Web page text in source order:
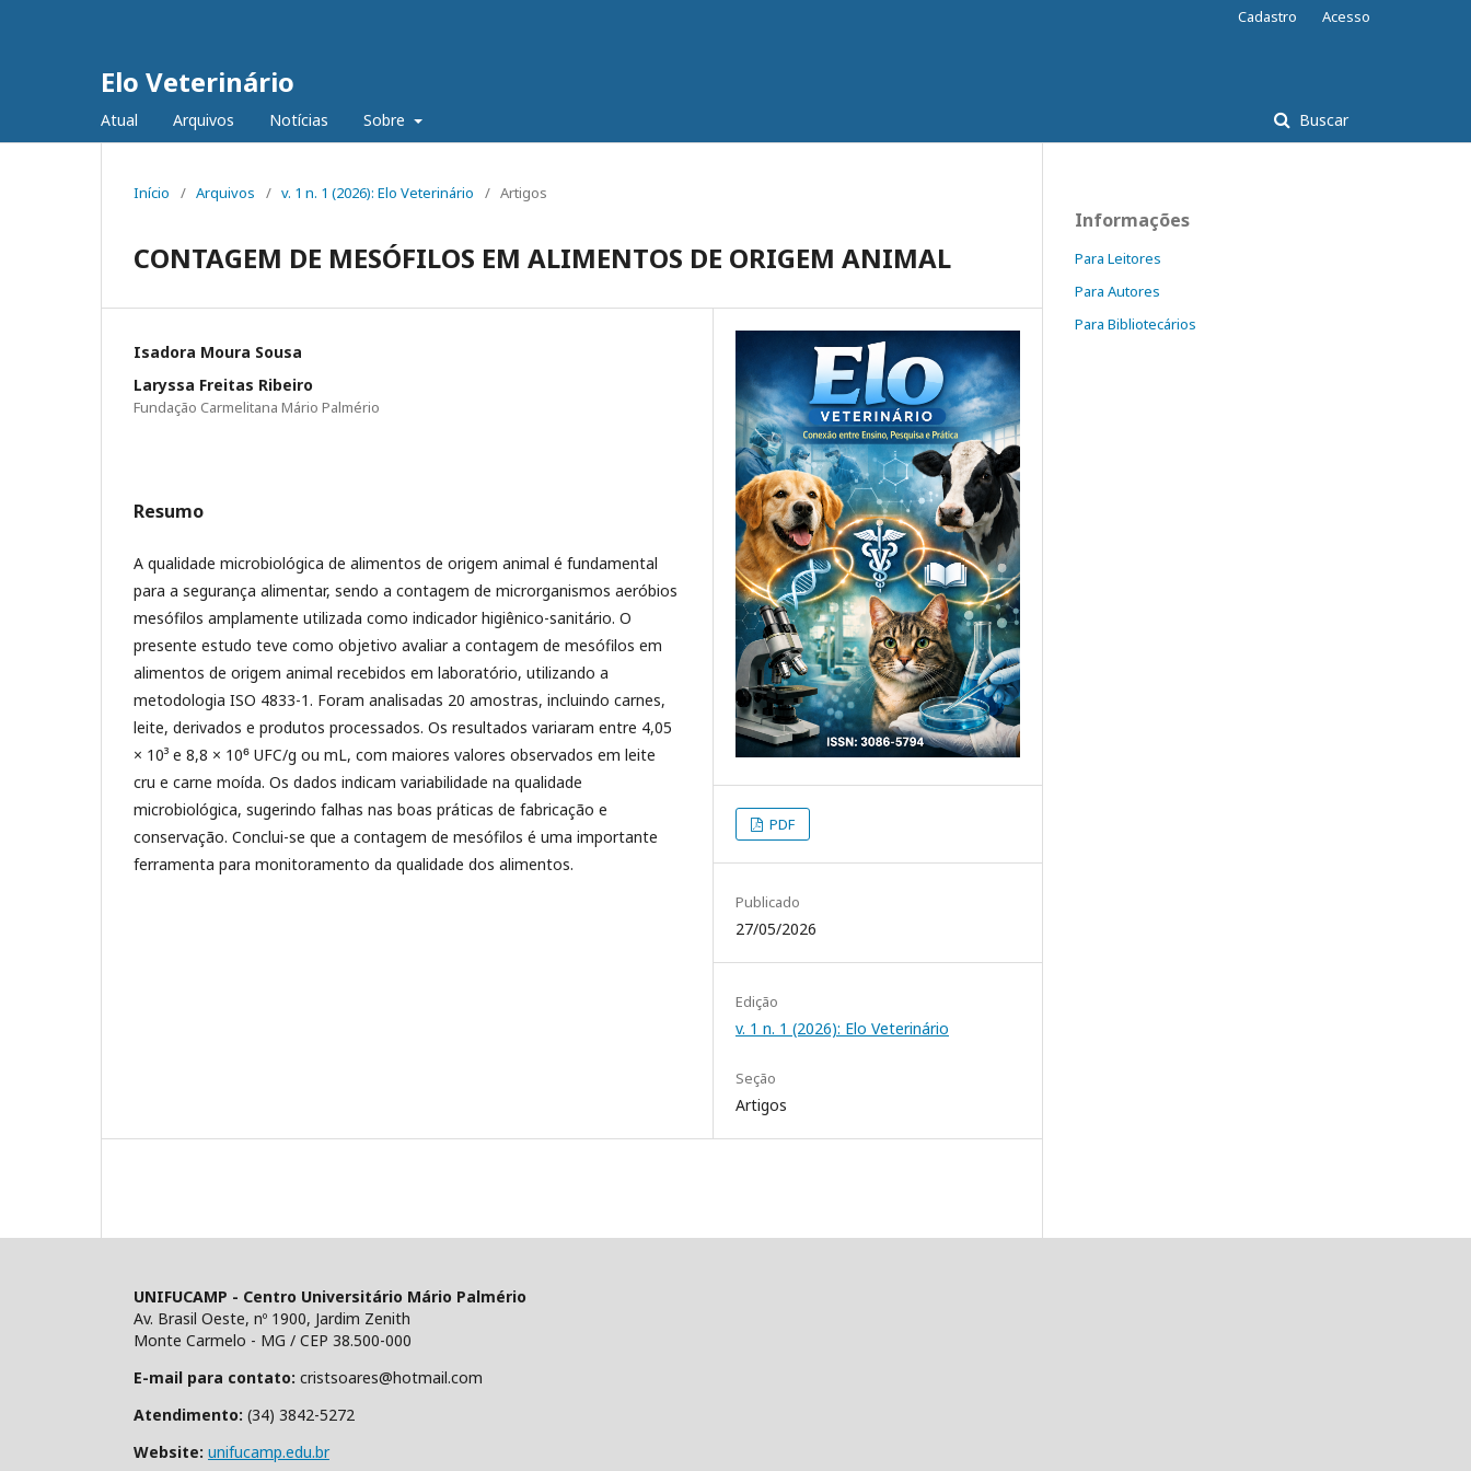
Elo Veterinário
Atual Arquivos Notícias Sobre Buscar
Cadastro Acesso
Início / Arquivos / v. 1 n. 1 (2026): Elo Veterinário / Artigos
CONTAGEM DE MESÓFILOS EM ALIMENTOS DE ORIGEM ANIMAL
Isadora Moura Sousa
Laryssa Freitas Ribeiro
Fundação Carmelitana Mário Palmério
Resumo
A qualidade microbiológica de alimentos de origem animal é fundamental
para a segurança alimentar, sendo a contagem de microrganismos aeróbios
mesófilos amplamente utilizada como indicador higiênico-sanitário. O
presente estudo teve como objetivo avaliar a contagem de mesófilos em
alimentos de origem animal recebidos em laboratório, utilizando a
metodologia ISO 4833-1. Foram analisadas 20 amostras, incluindo carnes,
leite, derivados e produtos processados. Os resultados variaram entre 4,05
× 10³ e 8,8 × 10⁶ UFC/g ou mL, com maiores valores observados em leite
cru e carne moída. Os dados indicam variabilidade na qualidade
microbiológica, sugerindo falhas nas boas práticas de fabricação e
conservação. Conclui-se que a contagem de mesófilos é uma importante
ferramenta para monitoramento da qualidade dos alimentos.
PDF
Publicado
27/05/2026
Edição
v. 1 n. 1 (2026): Elo Veterinário
Seção
Artigos
Informações
Para Leitores
Para Autores
Para Bibliotecários
UNIFUCAMP - Centro Universitário Mário Palmério
Av. Brasil Oeste, nº 1900, Jardim Zenith
Monte Carmelo - MG / CEP 38.500-000
E-mail para contato: cristsoares@hotmail.com
Atendimento: (34) 3842-5272
Website: unifucamp.edu.br